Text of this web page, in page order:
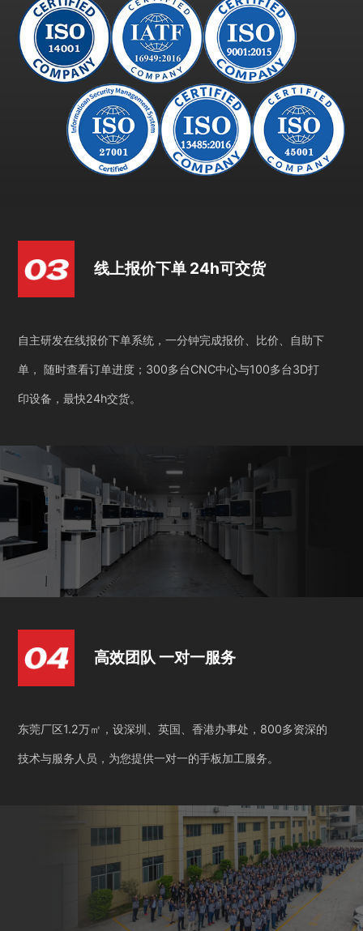
线上报价下单 24h可交货
自主研发在线报价下单系统，一分钟完成报价、比价、自助下
单， 随时查看订单进度；300多台CNC中心与100多台3D打
印设备，最快24h交货。
高效团队 一对一服务
东莞厂区1.2万㎡，设深圳、英国、香港办事处，800多资深的
技术与服务人员，为您提供一对一的手板加工服务。